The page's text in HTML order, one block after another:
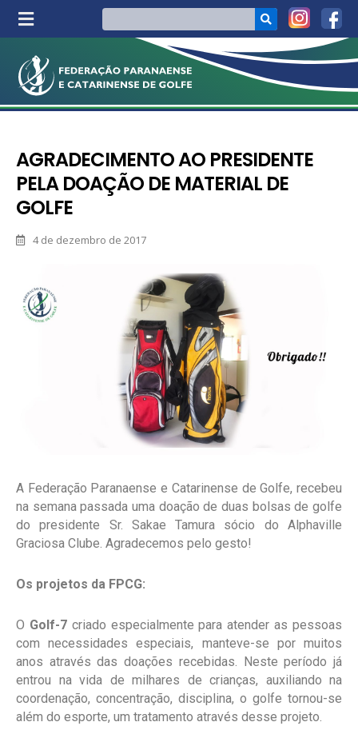
AGRADECIMENTO AO PRESIDENTE
PELA DOAÇÃO DE MATERIAL DE
GOLFE
4 de dezembro de 2017
A Federação Paranaense e Catarinense de Golfe, recebeu
na semana passada uma doação de duas bolsas de golfe
do presidente Sr. Sakae Tamura sócio do Alphaville
Graciosa Clube. Agradecemos pelo gesto!
Os projetos da FPCG:
O Golf-7criado especialmente para atender as pessoas
com necessidades especiais, manteve-se por muitos
anos através das doações recebidas. Neste período já
entrou na vida de milhares de crianças, auxiliando na
coordenação, concentração, disciplina, o golfe tornou-se
além do esporte, um tratamento através desse projeto.